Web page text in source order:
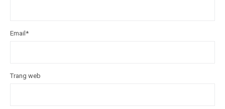
Email *
Trang web